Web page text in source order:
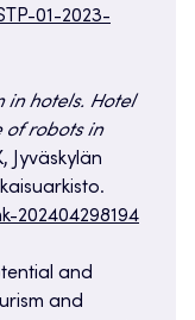
01-2023-
in hotels. Hotel
of robots in
Jyväskylän
202404298194
and
and